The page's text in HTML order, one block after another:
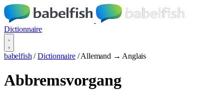
Dictionnaire
babelfish / Dictionnaire / Allemand → Anglais
Abbremsvorgang